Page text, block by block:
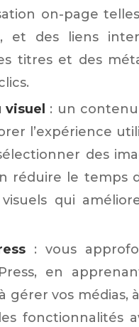
on-page
et des liens
titres et des
: un
l’expérience
des
réduire le temps
qui
: vous
en
gérer vos médias,
fonctionnalités